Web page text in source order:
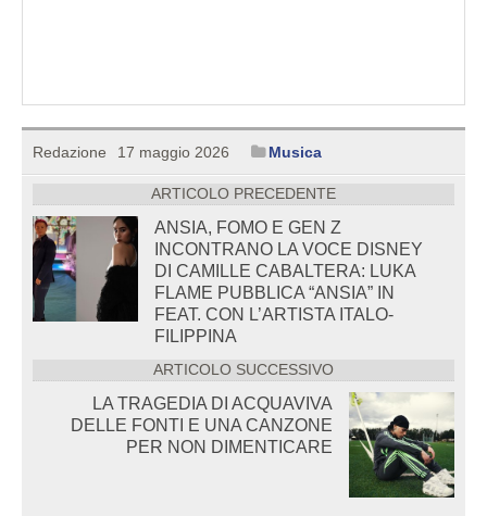
Redazione 17 maggio 2026 Musica
ARTICOLO PRECEDENTE
ANSIA, FOMO E GEN Z
INCONTRANO LA VOCE DISNEY
DI CAMILLE CABALTERA: LUKA
FLAME PUBBLICA “ANSIA” IN
FEAT. CON L’ARTISTA ITALO-
FILIPPINA
ARTICOLO SUCCESSIVO
LA TRAGEDIA DI ACQUAVIVA
DELLE FONTI E UNA CANZONE
PER NON DIMENTICARE